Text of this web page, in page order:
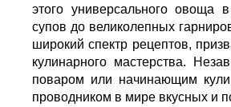
этого универсального овоща
супов до великолепных
широкий спектр рецептов,
кулинарного мастерства.
поваром или начинающим
проводником в мире вкусных и